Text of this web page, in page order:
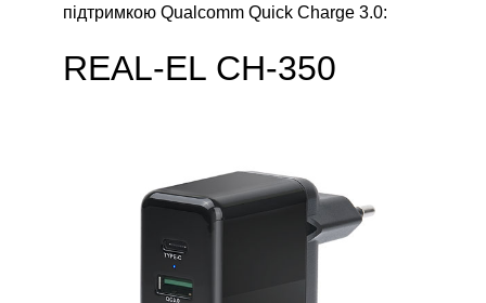
підтримкою Qualcomm Quick Charge 3.0:
REAL-EL CH-350